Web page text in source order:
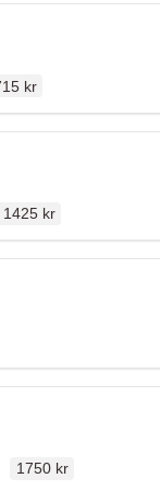
kr
1425 kr
1750 kr